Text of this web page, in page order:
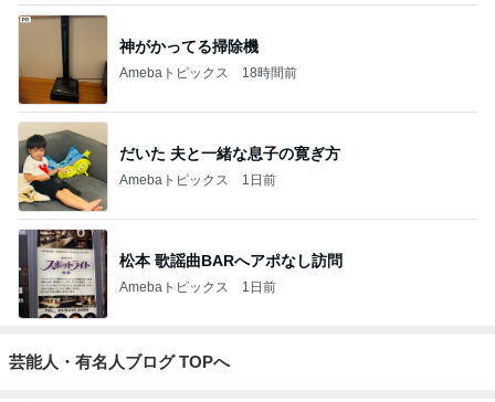
神がかってる掃除機
Amebaトピックス 18時間前
だいた 夫と一緒な息子の寛ぎ方
Amebaトピックス 1日前
松本 歌謡曲BARへアポなし訪問
Amebaトピックス 1日前
芸能人・有名人ブログ TOPへ